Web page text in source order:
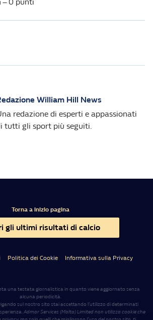
William Hill News
redazione di esperti e appassionati
tutti gli sport più seguiti.
Torna a inizio pagina
gli ultimi risultati di calcio
Politica dei Cookie Informativa sulla Privacy
una testata giornalistica in quanto viene aggiornato senza
alcuna periodicità.
sul nostro sito stai accettando l’utilizzo di determinati
Admar Services (Malta) Limited non utilizza cookie che